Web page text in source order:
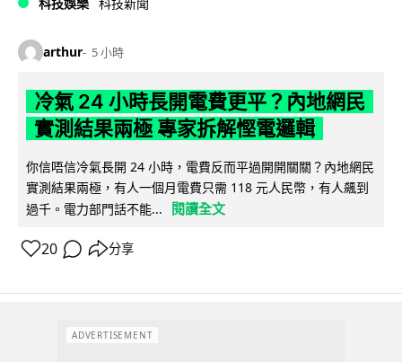
arthur 5 小時
冷氣 24 小時長開電費更平？內地網民
實測結果兩極 專家拆解慳電邏輯
你信唔信冷氣長開 24 小時，電費反而平過開開關關？內地網民
實測結果兩極，有人一個月電費只需 118 元人民幣，有人飆到
過千。電力部門話不能...
閱讀全文
20 分享
ADVERTISEMENT